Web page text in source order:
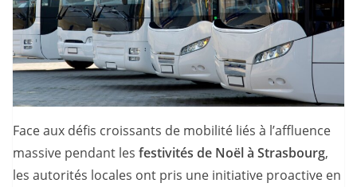
Face aux défis croissants de mobilité liés à l’affluence
massive pendant les festivités de Noël à Strasbourg,
les autorités locales ont pris une initiative proactive en